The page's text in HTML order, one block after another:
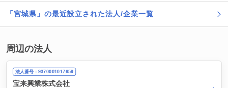
「宮城県」の最近設立された法人/企業一覧
周辺の法人
法人番号：9370001017659
宝来興業株式会社